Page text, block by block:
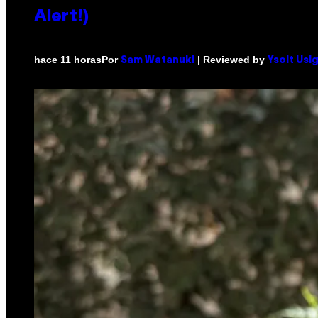
Alert!)
hace 11 horasPor Sam Watanuki | Reviewed by Ysolt